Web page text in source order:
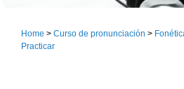
Home > Curso de pronunciación >
Practicar